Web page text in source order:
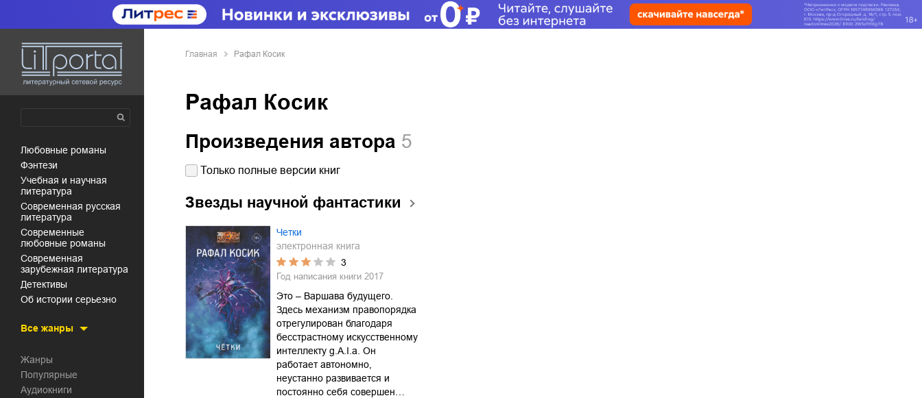
любовные романы
фэнтези
учебная и научная
литература
современная русская
литература
современные
любовные романы
современная
зарубежная литература
детективы
об истории серьезно
Все жанры
Жанры
Популярные
Аудиокниги
Главная Рафал Косик
Рафал Косик
Произведения автора 5
Только полные версии книг
Звезды научной фантастики
Четки
электронная книга
3
Год написания книги 2017
Это – Варшава будущего.
Здесь механизм правопорядка
отрегулирован благодаря
бесстрастному искусственному
интеллекту g.A.I.a. Он
работает автономно,
неустанно развивается и
постоянно себя совершен…